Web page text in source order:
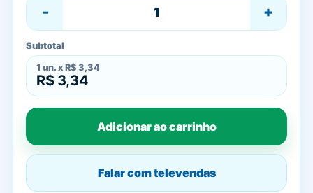
- +
Subtotal
1 un. x R$ 3,34
R$ 3,34
Adicionar ao carrinho
Falar com televendas